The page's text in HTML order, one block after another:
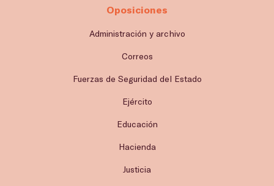
Oposiciones
Administración y archivo
Correos
Fuerzas de Seguridad del Estado
Ejército
Educación
Hacienda
Justicia